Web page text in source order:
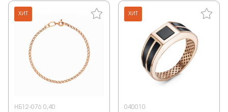
ХИТ
НБ12-076 0,40
ХИТ
040010